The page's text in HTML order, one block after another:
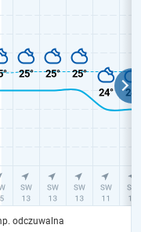
odczuwalna